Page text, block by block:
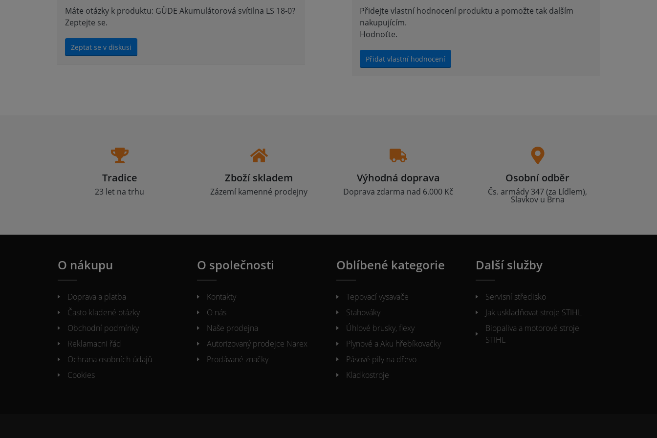
Máte otázky k produktu: GÜDE Akumulátorová svítilna LS 18-0?
Zeptejte se.
Zeptat se v diskusi
Přidejte vlastní hodnocení produktu a pomožte tak dalším
nakupujícím.
Hodnoťte.
Přidat vlastní hodnocení
Tradice
23 let na trhu
Zboží skladem
Zázemí kamenné prodejny
Výhodná doprava
Doprava zdarma nad 6.000 Kč
Osobní odběr
Čs. armády 347 (za Lídlem),
Slavkov u Brna
O nákupu
Doprava a platba
Často kladené otázky
Obchodní podmínky
Reklamacni řád
Ochrana osobních údajů
Cookies
O společnosti
Kontakty
O nás
Naše prodejna
Autorizovaný prodejce Narex
Prodávané značky
Oblíbené kategorie
Tepovací vysavače
Stahováky
Úhlové brusky, flexy
Plynové a Aku hřebíkovačky
Pásové pily na dřevo
Kladkostroje
Další služby
Servisní středisko
Jak uskladňovat stroje STIHL
Biopaliva a motorové stroje
STIHL